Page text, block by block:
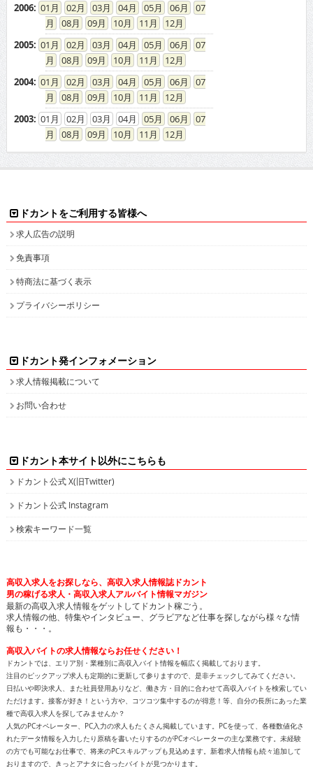
2006: 01 02 03 04 05 06
07
08
09 10 11
12
2005: 01 02 03 04 05 06
07
08
09 10 11
12
2004: 01 02 03 04 05 06
07
08
09 10 11
12
2003: 01 02 03 04 05 06
07
08
09 10 11 12
ドカントをご利用する皆様へ
求人広告の説明
免責事項
特商法に基づく表示
プライバシーポリシー
ドカント発インフォメーション
求人情報掲載について
お問い合わせ
ドカント本サイト以外にこちらも
ドカント公式 X(旧Twitter)
ドカント公式 Instagram
検索キーワード一覧
高収入求人をお探しなら、高収入求人情報誌ドカント
男の稼げる求人・高収入求人アルバイト情報マガジン
最新の高収入求人情報をゲットしてドカント稼ごう。
求人情報の他、特集やインタビュー、グラビアなど仕事を探しながら様々な情
報も・・・。
高収入バイトの求人情報ならお任せください！
ドカントでは、エリア別・業種別に高収入バイト情報を幅広く掲載しております。
注目のピックアップ求人も定期的に更新して参りますので、是非チェックしてみてください。
日払いや即決求人、また社員登用ありなど、働き方・目的に合わせて高収入バイトを検索してい
ただけます。接客が好き！という方や、コツコツ集中するのが得意！等、自分の長所にあった業
種で高収入求人を探してみませんか？
人気のPCオペレーター、PC入力の求人もたくさん掲載しています。PCを使って、各種数値化さ
れたデータ情報を入力したり原稿を書いたりするのがPCオペレーターの主な業務です。未経験
の方でも可能なお仕事で、将来のPCスキルアップも見込めます。新着求人情報も続々追加して
おりますので、きっとアナタに合ったバイトが見つかります。